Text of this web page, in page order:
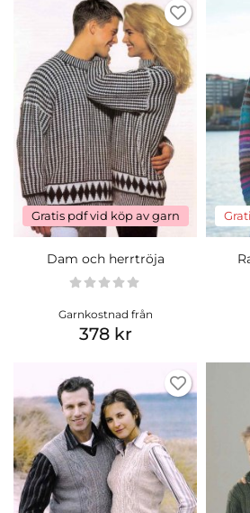
Gratis pdf vid köp av garn
Dam och herrtröja
Garnkostnad från
378 kr